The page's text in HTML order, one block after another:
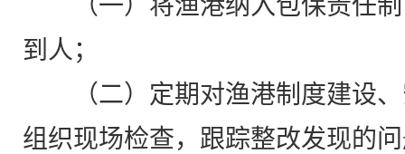
到人；
（二）定期对渔港制度建设
组织现场检查，跟踪整改发现的